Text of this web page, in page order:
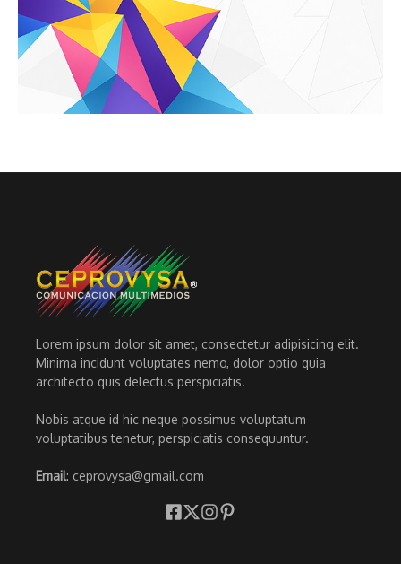
Lorem ipsum dolor sit amet, consectetur adipisicing elit.
Minima incidunt voluptates nemo, dolor optio quia
architecto quis delectus perspiciatis.
Nobis atque id hic neque possimus voluptatum
voluptatibus tenetur, perspiciatis consequuntur.
Email: ceprovysa@gmail.com